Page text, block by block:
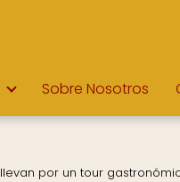
Sobre Nosotros
por un tour